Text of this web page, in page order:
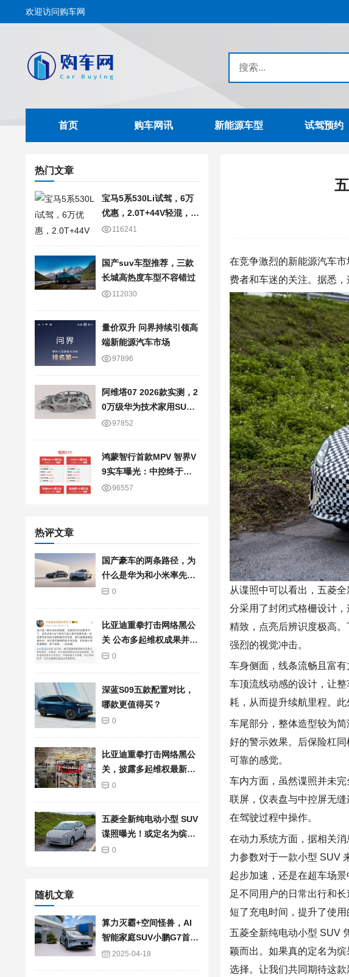
欢迎访问购车网
首页 购车网讯 新能源车型 试驾预约
热门文章
宝马5系530Li试驾，6万
优惠，2.0T+44V轻混，轴
距3105mm
116241
国产suv车型推荐，三款
长城高热度车型不容错过
112030
量价双升 问界持续引领高
端新能源汽车市场
97896
阿维塔07 2026款实测，2
0万级华为技术家用SUV
真实使用感受
97852
鸿蒙智行首款MPV 智界V
9实车曝光：中控终于换
新样式了
96557
热评文章
国产豪车的两条路径，为
什么是华为和小米率先突
围了？
0
比亚迪重拳打击网络黑公
关 公布多起维权成果并持
续重金悬赏线索
0
深蓝S09五款配置对比，
哪款更值得买？
0
比亚迪重拳打击网络黑公
关，披露多起维权最新进
展 0
五菱全新纯电动小型 SUV
谍照曝光！或定名为缤果
S 0
随机文章
算力灭霸+空间怪兽，AI
智能家庭SUV小鹏G7首发
亮相！
2025-04-18
在竞争激烈的新能源汽车市
费者和车迷的关注。据悉，
从谍照中可以看出，五菱全
分采用 了封闭式格栅设计
精致，点亮后辨识度极高
强烈的视觉冲击。
车身侧面，线条流畅且富
车顶流线动感的设计，让
耗，从而提升续航里程。此
车尾部分，整体造型较为
好的警示效果。后保险杠
可靠的感觉。
车内方面，虽然谍照并未完
联屏，仪表盘与中控屏无
在驾驶过程中操作。
在动力系统方面，据相关
力参数对于一款小型 SUV
起步加速， 还是在超车场景
足不同 用户的日常出行和长
短了充电时间，提升了使用
五菱全新纯电动小型 SUV
颖而出。如果真的定名为
选择。让我们共同期待这款